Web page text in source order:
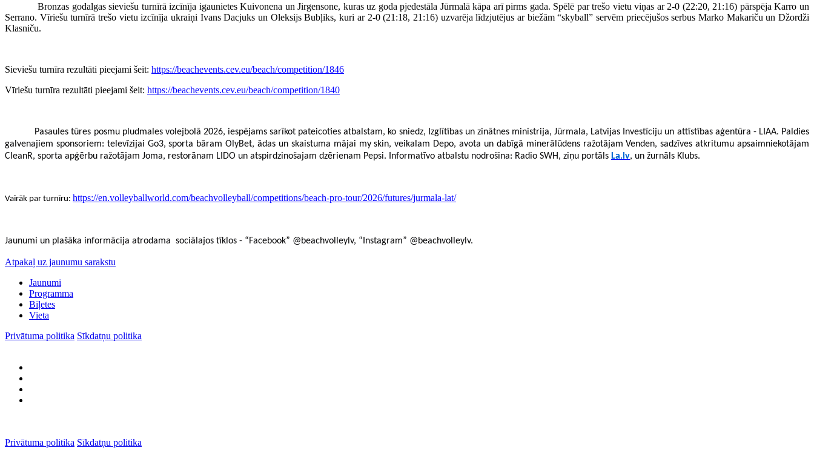
Bronzas godalgas sieviešu turnīrā izcīnīja igaunietes Kuivonena un Jirgensone, kuras uz goda pjedestāla Jūrmalā kāpa arī pirms gada. Spēlē par trešo vietu viņas ar 2-0 (22:20, 21:16) pārspēja Karro un
Serrano. Vīriešu turnīrā trešo vietu izcīnīja ukraiņi Ivans Dacjuks un Oleksijs Bubļiks, kuri ar 2-0 (21:18, 21:16) uzvarēja līdzjutējus ar biežām “skyball” servēm priecējušos serbus Marko Makariču un Džordži
Klasniču.
Sieviešu turnīra rezultāti pieejami šeit: https://beachevents.cev.eu/beach/competition/1846
Vīriešu turnīra rezultāti pieejami šeit: https://beachevents.cev.eu/beach/competition/1840
Pasaules tūres posmu pludmales volejbolā 2026, iespējams sarīkot pateicoties atbalstam, ko sniedz, Izglītības un zinātnes ministrija, Jūrmala, Latvijas Investīciju un attīstības aģentūra - LIAA. Paldies
galvenajiem sponsoriem: televīzijai Go3, sporta bāram OlyBet, ādas un skaistuma mājai my skin, veikalam Depo, avota un dabīgā minerālūdens ražotājam Venden, sadzīves atkritumu apsaimniekotājam
CleanR, sporta apģērbu ražotājam Joma, restorānam LIDO un atspirdzinošajam dzērienam Pepsi. Informatīvo atbalstu nodrošina: Radio SWH, ziņu portāls La.lv, un žurnāls Klubs.
Vairāk par turnīru: https://en.volleyballworld.com/beachvolleyball/competitions/beach-pro-tour/2026/futures/jurmala-lat/
Jaunumi un plašāka informācija atrodama sociālajos tīklos - “Facebook” @beachvolleylv, “Instagram” @beachvolleylv.
Atpakaļ uz jaunumu sarakstu
Jaunumi
Programma
Biļetes
Vieta
Privātuma politika Sīkdatņu politika
Privātuma politika Sīkdatņu politika